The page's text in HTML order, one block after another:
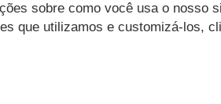
sobre como você usa o nosso
que utilizamos e customizá-los,